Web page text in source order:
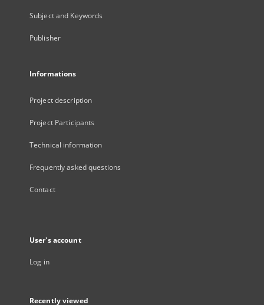
Subject and Keywords
Publisher
Informations
Project description
Project Participants
Technical information
Frequently asked questions
Contact
User's account
Log in
Recently viewed